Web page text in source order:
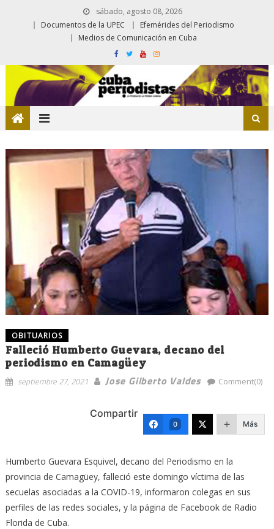
sábado, agosto 08, 2026
Documentos de la UPEC
Efemérides del Periodismo
Medios de Comunicación en Cuba
OBITUARIOS
Falleció Humberto Guevara, decano del
periodismo en Camagüey
septiembre 27, 2021 Jose Gilberto Valdes Comment(0)
Compartir
0 Más
Humberto Guevara Esquivel, decano del Periodismo en la
provincia de Camagüey, falleció este domingo víctima de las
secuelas asociadas a la COVID-19, informaron colegas en sus
perfiles de las redes sociales, y la página de Facebook de Radio
Florida de Cuba.